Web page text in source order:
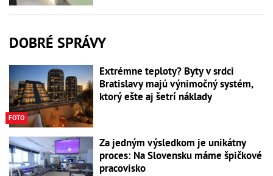
DOBRÉ SPRÁVY
FOTO
Extrémne teploty? Byty v srdci
Bratislavy majú výnimočný systém,
ktorý ešte aj šetrí náklady
Za jedným výsledkom je unikátny
proces: Na Slovensku máme špičkové
pracovisko